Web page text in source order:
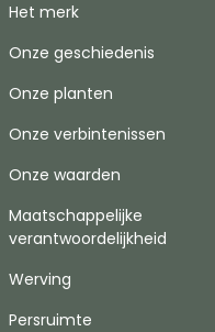
Het merk
Onze geschiedenis
Onze planten
Onze verbintenissen
Onze waarden
Maatschappelijke
verantwoordelijkheid
Werving
Persruimte